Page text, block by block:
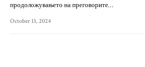
продоложувањето на преговорите…
October 13, 2024